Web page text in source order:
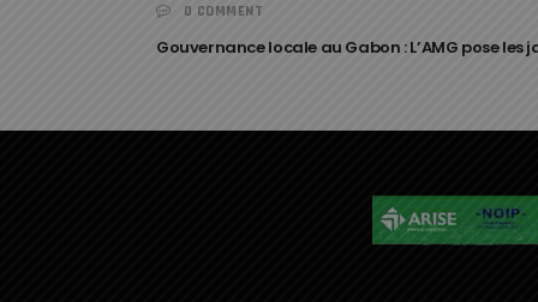
0 COMMENT
Gouvernance locale au Gabon : L’AMG pose